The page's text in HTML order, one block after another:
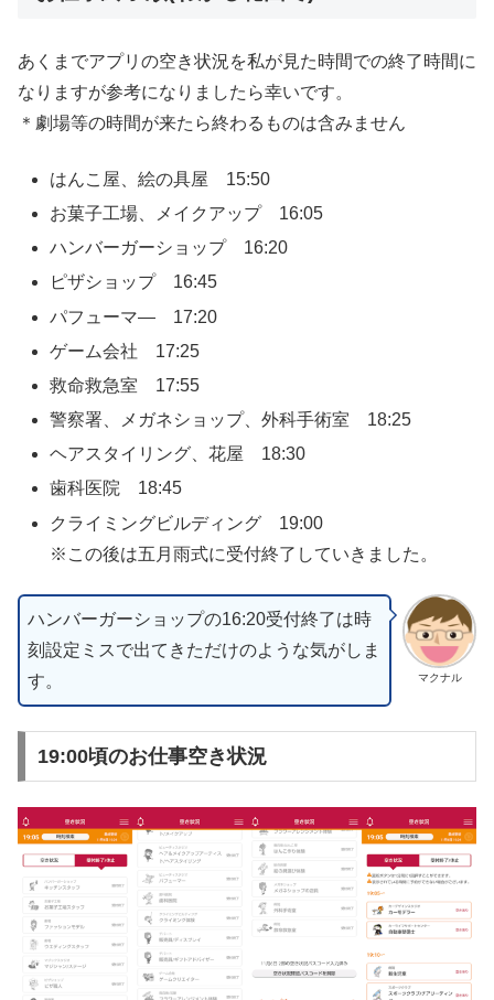
あくまでアプリの空き状況を私が見た時間での終了時間に
なりますが参考になりましたら幸いです。
＊劇場等の時間が来たら終わるものは含みません
はんこ屋、絵の具屋 15:50
お菓子工場、メイクアップ 16:05
ハンバーガーショップ 16:20
ピザショップ 16:45
パフューマ― 17:20
ゲーム会社 17:25
救命救急室 17:55
警察署、メガネショップ、外科手術室 18:25
ヘアスタイリング、花屋 18:30
歯科医院 18:45
クライミングビルディング 19:00
※この後は五月雨式に受付終了していきました。
マクナル
ハンバーガーショップの16:20受付終了は時
刻設定ミスで出てきただけのような気がしま
す。
19:00頃のお仕事空き状況